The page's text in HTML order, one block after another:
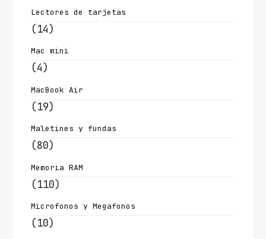
Lectores de tarjetas
(14)
Mac mini
(4)
MacBook Air
(19)
Maletines y fundas
(80)
Memoria RAM
(110)
Microfonos y Megafonos
(10)